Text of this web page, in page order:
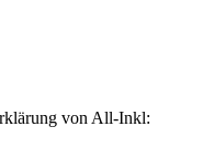
von All-Inkl: